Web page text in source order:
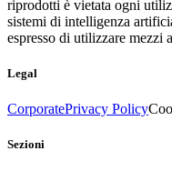
riprodotti è vietata ogni
sistemi di intelligenza
espresso di utilizzare mezzi
Legal
CorporatePrivacy Policy
Sezioni